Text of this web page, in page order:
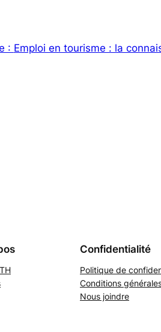
: Emploi en tourisme : la
Confidentialité
Politique de
Conditions
Nous joindre